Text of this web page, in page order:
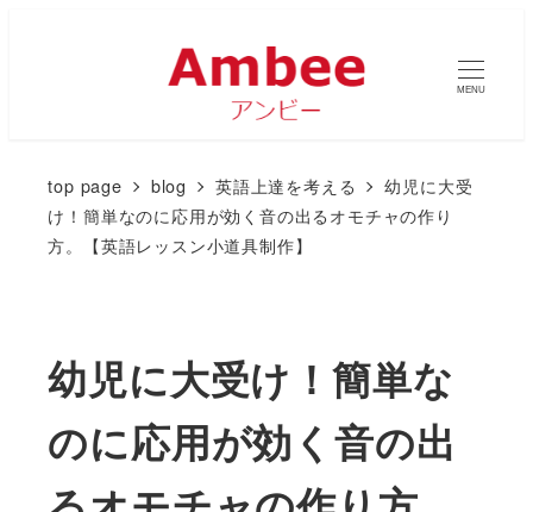
MENU
top page blog 英語上達を考える
幼児に大受
け！簡単なのに応用が効く音の出るオモチャの作り
方。【英語レッスン小道具制作】
幼児に大受け！簡単な
のに応用が効く音の出